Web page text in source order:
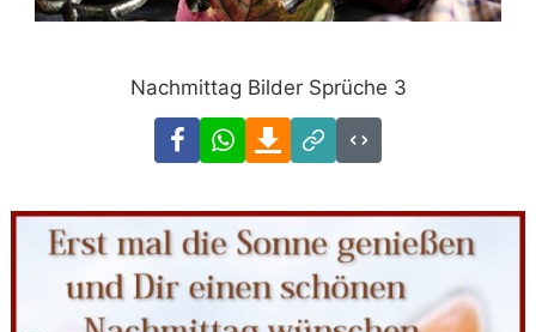
Nachmittag Bilder Sprüche 3
FacebookWhatsAppDownload
Link
Code